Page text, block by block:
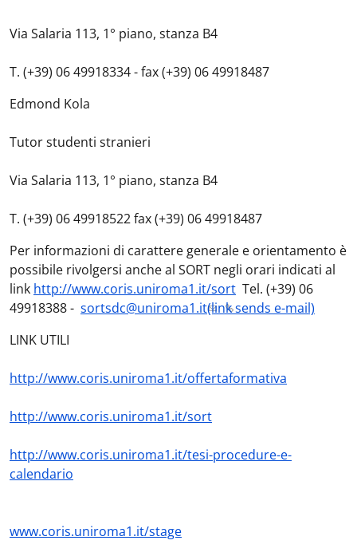
Via Salaria 113, 1° piano, stanza B4
T. (+39) 06 49918334 - fax (+39) 06 49918487
Edmond Kola
Tutor studenti stranieri
Via Salaria 113, 1° piano, stanza B4
T. (+39) 06 49918522 fax (+39) 06 49918487
Per informazioni di carattere generale e orientamento è
possibile rivolgersi anche al SORT negli orari indicati al
link http://www.coris.uniroma1.it/sort Tel. (+39) 06
49918388 - sortsdc@uniroma1.it(link sends e-mail)
LINK UTILI
http://www.coris.uniroma1.it/offertaformativa
http://www.coris.uniroma1.it/sort
http://www.coris.uniroma1.it/tesi-procedure-e-
calendario
www.coris.uniroma1.it/stage